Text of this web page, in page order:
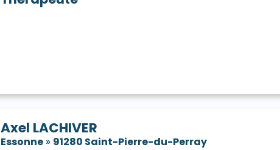
Axel LACHIVER
Essonne » 91280 Saint-Pierre-du-Perray